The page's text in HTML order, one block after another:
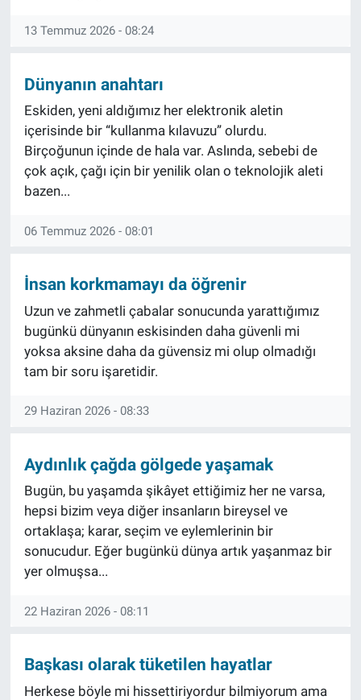
13 Temmuz 2026 - 08:24
Dünyanın anahtarı
Eskiden, yeni aldığımız her elektronik aletin
içerisinde bir “kullanma kılavuzu” olurdu.
Birçoğunun içinde de hala var. Aslında, sebebi de
çok açık, çağı için bir yenilik olan o teknolojik aleti
bazen...
06 Temmuz 2026 - 08:01
İnsan korkmamayı da öğrenir
Uzun ve zahmetli çabalar sonucunda yarattığımız
bugünkü dünyanın eskisinden daha güvenli mi
yoksa aksine daha da güvensiz mi olup olmadığı
tam bir soru işaretidir.
29 Haziran 2026 - 08:33
Aydınlık çağda gölgede yaşamak
Bugün, bu yaşamda şikâyet ettiğimiz her ne varsa,
hepsi bizim veya diğer insanların bireysel ve
ortaklaşa; karar, seçim ve eylemlerinin bir
sonucudur. Eğer bugünkü dünya artık yaşanmaz bir
yer olmuşsa...
22 Haziran 2026 - 08:11
Başkası olarak tüketilen hayatlar
Herkese böyle mi hissettiriyordur bilmiyorum ama